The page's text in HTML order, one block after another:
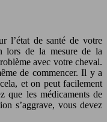
l’état de santé de votre
lors de la mesure de la
avec votre cheval.
de commencer. Il y a
et on peut facilement
que les médicaments de
s’aggrave, vous devez